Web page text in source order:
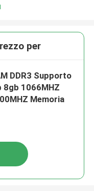
per
DDR3 Supporto
8gb 1066MHZ
Memoria